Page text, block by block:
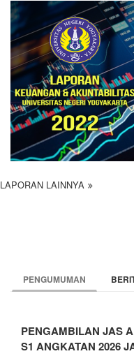
LAPORAN LAINNYA
PENGUMUMAN
PENGAMBILAN JAS
S1 ANGKATAN 2026